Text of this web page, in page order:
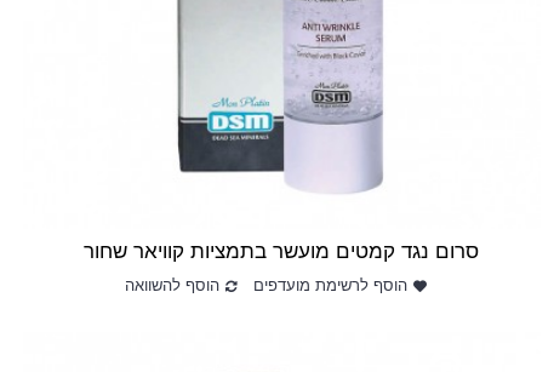
סרום נגד קמטים מועשר בתמציות קוויאר שחור
הוסף לרשימת מועדפים הוסף להשוואה